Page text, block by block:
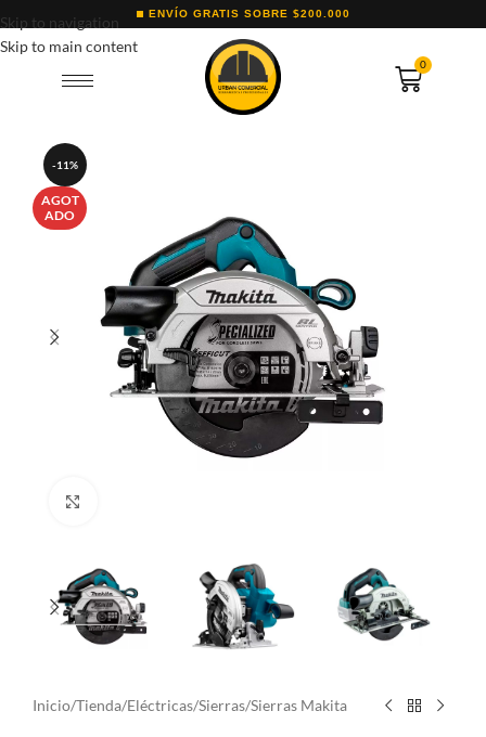
Skip to navigation
Skip to main content
ENVÍO GRATIS SOBRE $200.000
0
-11%
AGOT
ADO
Inicio/Tienda/Eléctricas/Sierras/Sierras Makita